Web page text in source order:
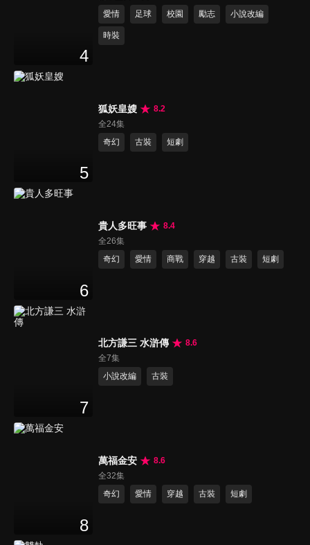
4
愛情
足球 校園 勵志 小說改編
時裝
5
狐妖皇嫂
8.2
全24集
奇幻
古裝 短劇
6
貴人多旺事
8.4
全26集
奇幻
愛情 商戰 穿越 古裝 短劇
7
北方謙三 水滸傳
8.6
全7集
小說改編
古裝
8
萬福金安
8.6
全32集
奇幻
愛情 穿越 古裝 短劇